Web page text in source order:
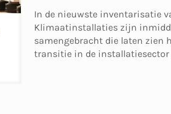
In de nieuwste inventarisatie
Klimaatinstallaties zijn
samengebracht die laten zien
transitie in de installatiesector